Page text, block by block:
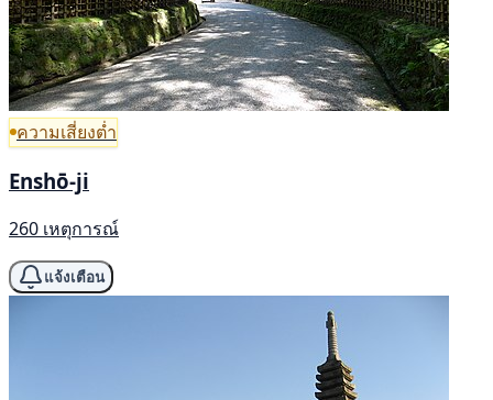
ความเสี่ยงต่ำ
Enshō-ji
260 เหตุการณ์
แจ้งเตือน